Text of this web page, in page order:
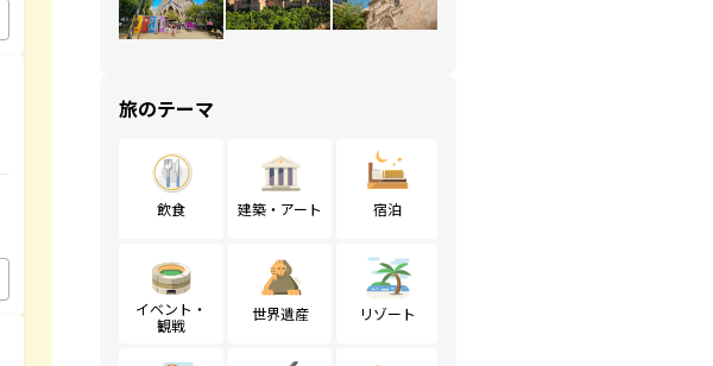
旅のテーマ
飲食 建築・アート 宿泊
イベント・
観戦
世界遺産 リゾート